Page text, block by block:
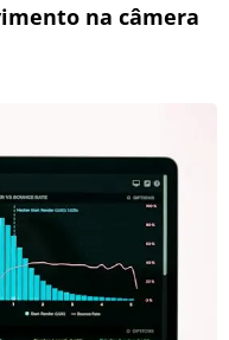
na câmera